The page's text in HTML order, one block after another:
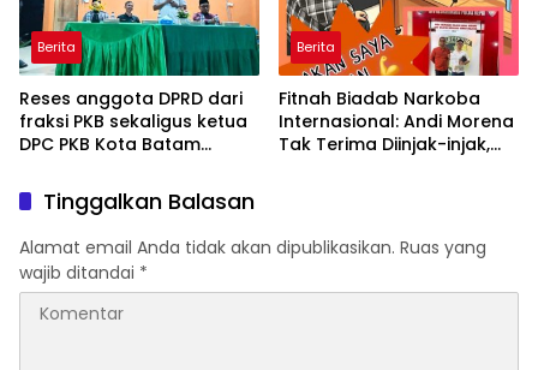
Berita
Reses anggota DPRD dari
fraksi PKB sekaligus ketua
DPC PKB Kota Batam
usulan Warga Patam
Indah Minta Jalan,
Ambulans, dan Sarana
Olahraga
Berita
Fitnah Biadab Narkoba
Internasional: Andi Morena
Tak Terima Diinjak-injak,
Tinggalkan Balasan
Alamat email Anda tidak akan dipublikasikan. Ruas yang
wajib ditandai *